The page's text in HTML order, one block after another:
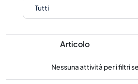
Articolo
Nessuna attività per i filtri